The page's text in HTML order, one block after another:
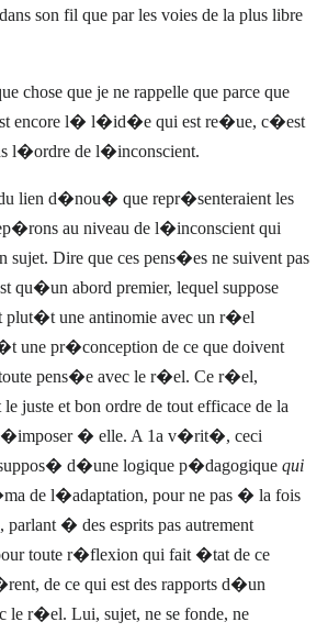
son fil que par les voies de la plus libre
chose que je ne rappelle que parce que
encore l� l�id�e qui est re�ue, c�est
l�ordre de l�inconscient.
lien d�nou� que repr�senteraient les
au niveau de l�inconscient qui
sujet. Dire que ces pens�es ne suivent pas
qu�un abord premier, lequel suppose
plut�t une antinomie avec un r�el
pr�conception de ce que doivent
pens�e avec le r�el. Ce r�el,
juste et bon ordre de tout efficace de la
� elle. A 1a v�rit�, ceci
d�une logique p�dagogique qui
de l�adaptation, pour ne pas � la fois
parlant � des esprits pas autrement
toute r�flexion qui fait �tat de ce
de ce qui est des rapports d�un
le r�el. Lui, sujet, ne se fonde, ne